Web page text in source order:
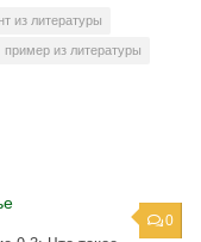
из литературы
пример из литературы
0